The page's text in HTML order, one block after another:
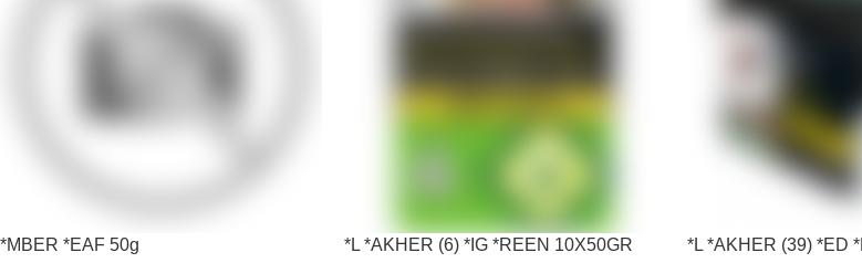
*MBER *EAF 50g
*L *AKHER (6) *IG *REEN 10X50GR
*L *AKHER (39) *ED